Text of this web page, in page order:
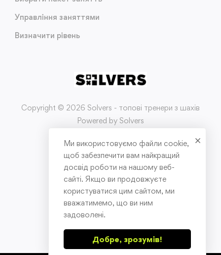
Управління заняттями
Визначити рівень
Copyright © 2026 Solvers - топові тренери з шахів
Powered by Solvers
Умови використання
Політика конфіденційності
Публічна оферта
Ми використовуємо файли cookie,
щоб забезпечити вам найкращий
досвід роботи на нашому веб-
сайті. Якщо ви продовжуєте
користуватися цим сайтом, ми
вважатимемо, що ви ним
задоволені.
Добре, зрозумів!